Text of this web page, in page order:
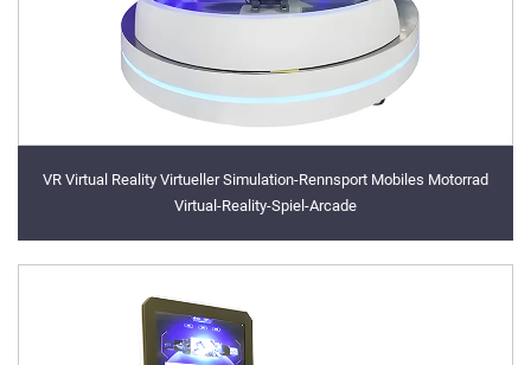
VR Virtual Reality Virtueller Simulation-Rennsport Mobiles Motorrad
Virtual-Reality-Spiel-Arcade